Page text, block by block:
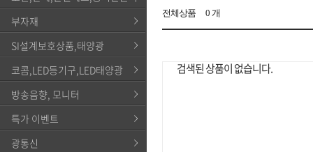
부자재
SI설계보호상품,태양광
코콤,LED등기구,LED태양광
방송음향, 모니터
특가 이벤트
광통신
전체상품 0 개
검색된 상품이 없습니다.